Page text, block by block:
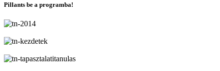
Pillants be a programba!